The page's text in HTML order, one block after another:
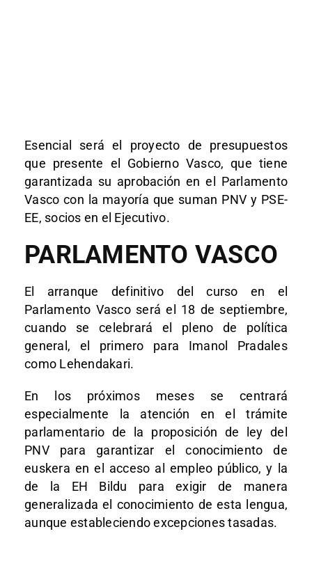
Esencial será el proyecto de presupuestos
que presente el Gobierno Vasco, que tiene
garantizada su aprobación en el Parlamento
Vasco con la mayoría que suman PNV y PSE-
EE, socios en el Ejecutivo.
PARLAMENTO VASCO
El arranque definitivo del curso en el
Parlamento Vasco será el 18 de septiembre,
cuando se celebrará el pleno de política
general, el primero para Imanol Pradales
como Lehendakari.
En los próximos meses se centrará
especialmente la atención en el trámite
parlamentario de la proposición de ley del
PNV para garantizar el conocimiento de
euskera en el acceso al empleo público, y la
de la EH Bildu para exigir de manera
generalizada el conocimiento de esta lengua,
aunque estableciendo excepciones tasadas.